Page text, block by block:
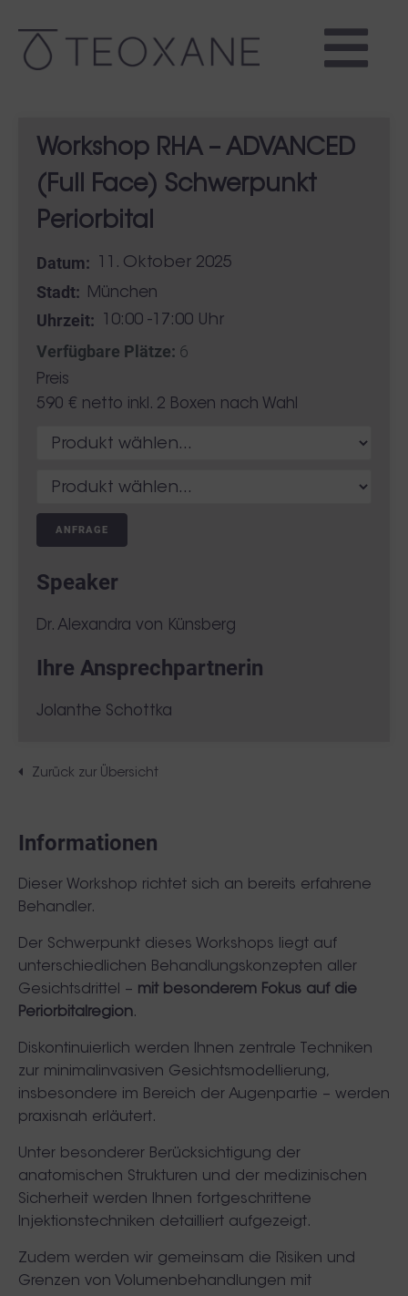
Zurück zur Übersicht
Informationen
Dieser Workshop richtet sich an bereits erfahrene
Behandler.
Der Schwerpunkt dieses Workshops liegt auf
unterschiedlichen Behandlungskonzepten aller
Gesichtsdrittel – mit besonderem Fokus auf die
Periorbitalregion.
Diskontinuierlich werden Ihnen zentrale Techniken
zur minimalinvasiven Gesichtsmodellierung,
insbesondere im Bereich der Augenpartie – werden
praxisnah erläutert.
Unter besonderer Berücksichtigung der
anatomischen Strukturen und der medizinischen
Sicherheit werden Ihnen fortgeschrittene
Injektionstechniken detailliert aufgezeigt.
Zudem werden wir gemeinsam die Risiken und
Grenzen von Volumenbehandlungen mit
Workshop RHA – ADVANCED
(Full Face) Schwerpunkt
Periorbital
Datum: 11. Oktober 2025
Stadt: München
Uhrzeit: 10:00 -17:00 Uhr
Verfügbare Plätze: 6
Preis
590 € netto inkl. 2 Boxen nach Wahl
ANFRAGE
Speaker
Dr. Alexandra von Künsberg
Ihre Ansprechpartnerin
Jolanthe Schottka